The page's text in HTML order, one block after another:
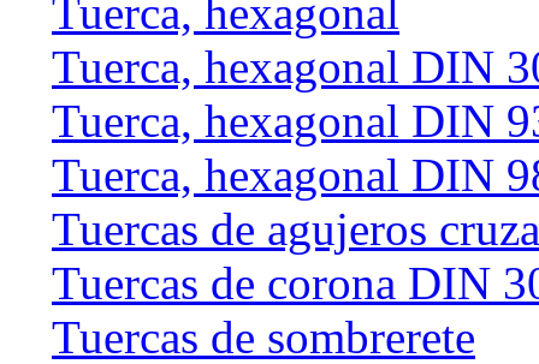
Tuerca, hexagonal
Tuerca, hexagonal DIN
Tuerca, hexagonal DIN
Tuerca, hexagonal DIN
Tuercas de agujeros
Tuercas de corona DIN
Tuercas de sombrerete